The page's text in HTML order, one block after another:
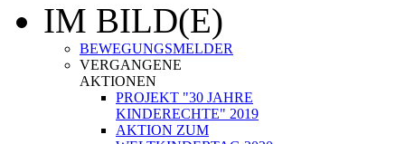
IM BILD(E)
BEWEGUNGSMELDER
VERGANGENE
AKTIONEN
PROJEKT "30 JAHRE
KINDERECHTE" 2019
AKTION ZUM